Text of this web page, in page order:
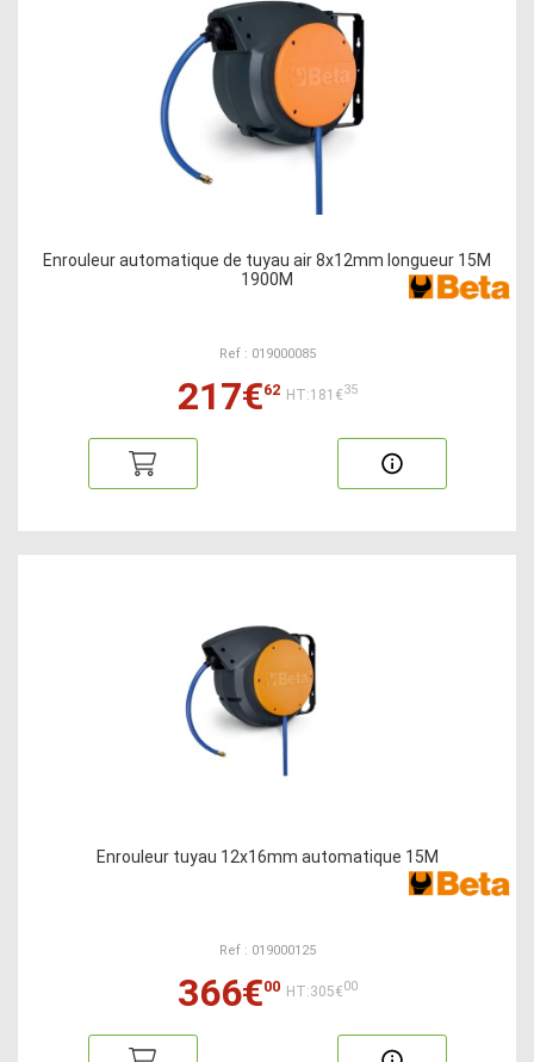
Enrouleur automatique de tuyau air 8x12mm longueur 15M
1900M
Ref : 019000085
217€62 HT:181€35
Enrouleur tuyau 12x16mm automatique 15M
Ref : 019000125
366€00 HT:305€00